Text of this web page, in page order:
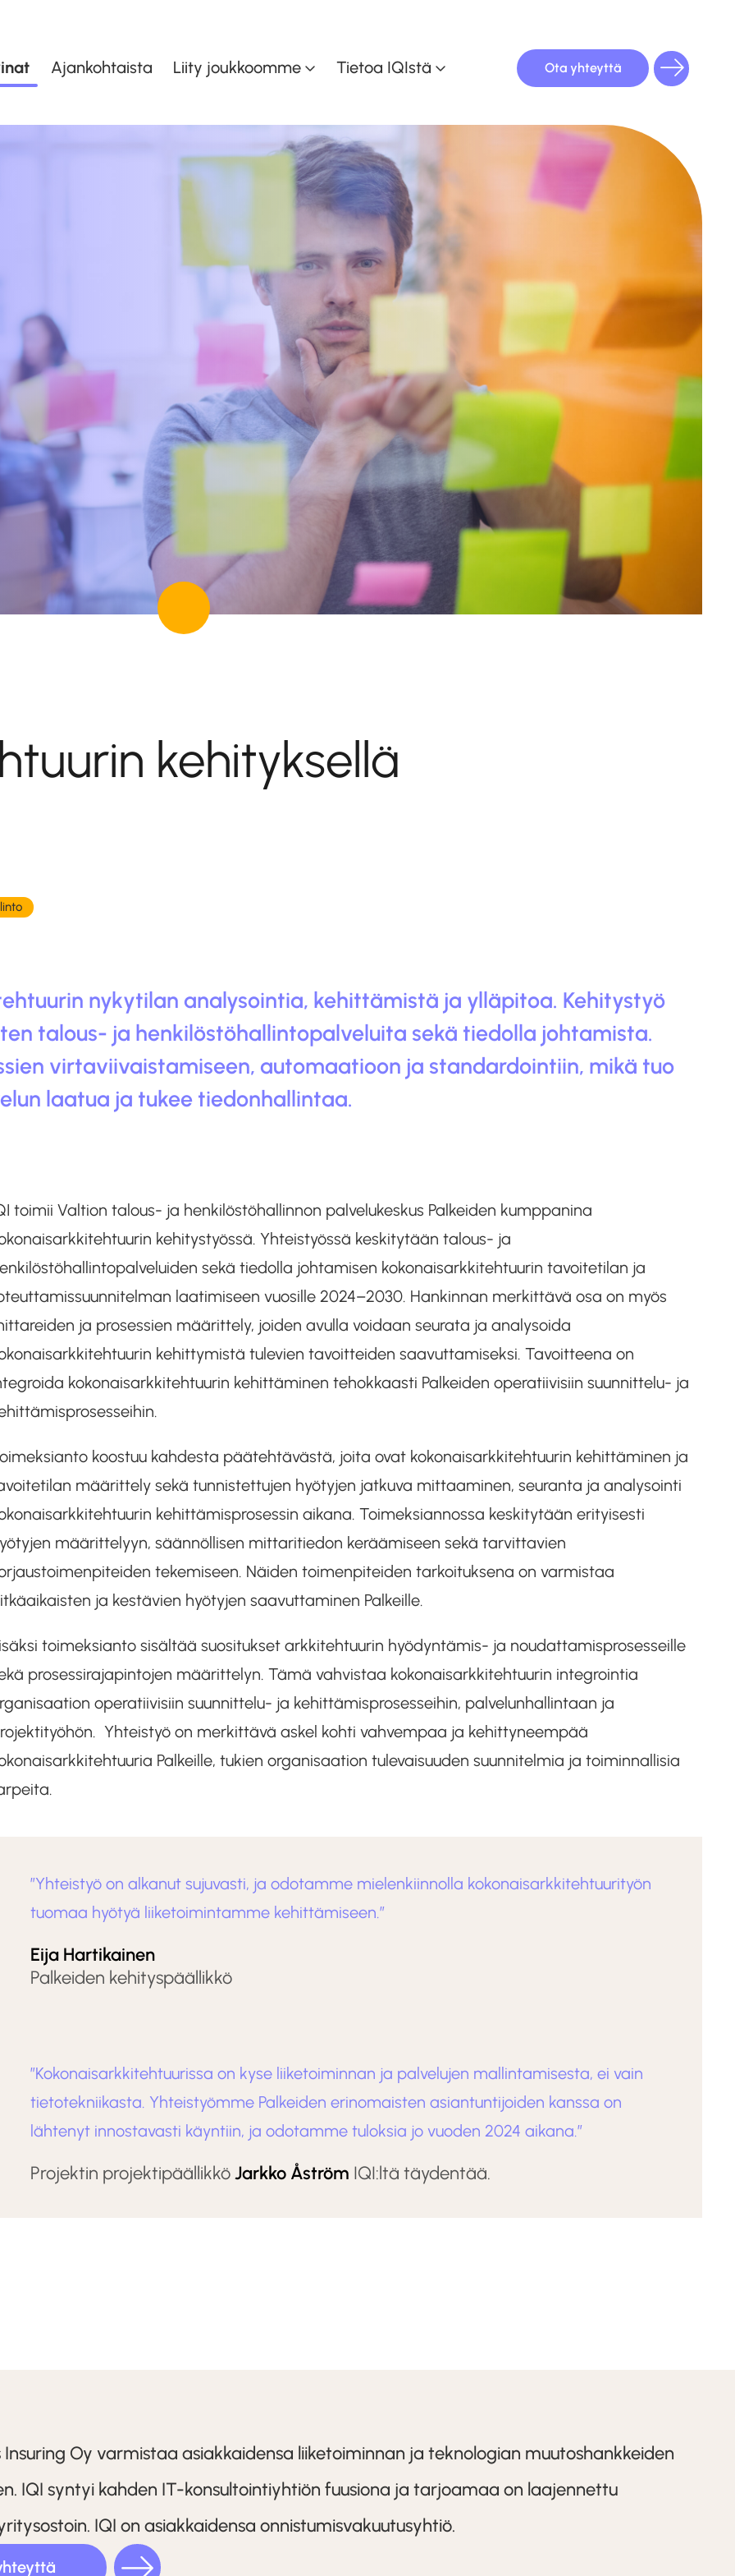
Asiakaspalvelu ja myynti
Taloudenohjaus
tuotannonohjaus
Koulutuskalenteri
Ajankohtaista Liity joukkoomme Tietoa IQIstä Ota yhteyttä
kehityksellä
nykytilan analysointia, kehittämistä ja ylläpitoa. Kehitystyö
talous- ja henkilöstöhallintopalveluita sekä tiedolla johtamista.
virtaviivaistamiseen, automaatioon ja standardointiin, mikä tuo
laatua ja tukee tiedonhallintaa.
toimii Valtion talous- ja henkilöstöhallinnon palvelukeskus Palkeiden kumppanina
kehitystyössä. Yhteistyössä keskitytään talous- ja
sekä tiedolla johtamisen kokonaisarkkitehtuurin tavoitetilan ja
laatimiseen vuosille 2024–2030. Hankinnan merkittävä osa on myös
ja prosessien määrittely, joiden avulla voidaan seurata ja analysoida
kehittymistä tulevien tavoitteiden saavuttamiseksi. Tavoitteena on
kokonaisarkkitehtuurin kehittäminen tehokkaasti Palkeiden operatiivisiin suunnittelu- ja
koostuu kahdesta päätehtävästä, joita ovat kokonaisarkkitehtuurin kehittäminen ja
määrittely sekä tunnistettujen hyötyjen jatkuva mittaaminen, seuranta ja analysointi
kehittämisprosessin aikana. Toimeksiannossa keskitytään erityisesti
määrittelyyn, säännöllisen mittaritiedon keräämiseen sekä tarvittavien
tekemiseen. Näiden toimenpiteiden tarkoituksena on varmistaa
ja kestävien hyötyjen saavuttaminen Palkeille.
toimeksianto sisältää suositukset arkkitehtuurin hyödyntämis- ja noudattamisprosesseille
prosessirajapintojen määrittelyn. Tämä vahvistaa kokonaisarkkitehtuurin integrointia
operatiivisiin suunnittelu- ja kehittämisprosesseihin, palvelunhallintaan ja
Yhteistyö on merkittävä askel kohti vahvempaa ja kehittyneempää
Palkeille, tukien organisaation tulevaisuuden suunnitelmia ja toiminnallisia
”Yhteistyö on alkanut sujuvasti, ja odotamme mielenkiinnolla kokonaisarkkitehtuurityön
tuomaa hyötyä liiketoimintamme kehittämiseen.”
Eija Hartikainen
Palkeiden kehityspäällikkö
”Kokonaisarkkitehtuurissa on kyse liiketoiminnan ja palvelujen mallintamisesta, ei vain
tietotekniikasta. Yhteistyömme Palkeiden erinomaisten asiantuntijoiden kanssa on
lähtenyt innostavasti käyntiin, ja odotamme tuloksia jo vuoden 2024 aikana.”
Projektin projektipäällikköJarkko Åström IQI:ltä täydentää.
Insuring Oy varmistaa asiakkaidensa liiketoiminnan ja teknologian muutoshankkeiden
IQI syntyi kahden IT-konsultointiyhtiön fuusiona ja tarjoamaa on laajennettu
IQI on asiakkaidensa onnistumisvakuutusyhtiö.